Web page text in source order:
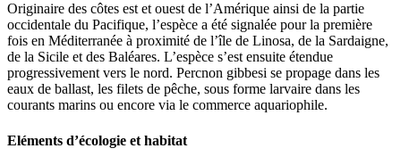
Originaire des côtes est et ouest de l’Amérique ainsi de la partie
occidentale du Pacifique, l’espèce a été signalée pour la première
fois en Méditerranée à proximité de l’île de Linosa, de la Sardaigne,
de la Sicile et des Baléares. L’espèce s’est ensuite étendue
progressivement vers le nord. Percnon gibbesi se propage dans les
eaux de ballast, les filets de pêche, sous forme larvaire dans les
courants marins ou encore via le commerce aquariophile.
Eléments d’écologie et habitat